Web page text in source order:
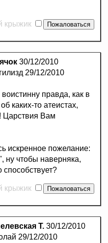
крыжик
30/12/2010
29/12/2010
правда, как в
каких-то атеистах,
Царствия Вам
искренное пожелание:
ну чтобы наверняка,
способствует?
крыжик
Т. 30/12/2010
29/12/2010